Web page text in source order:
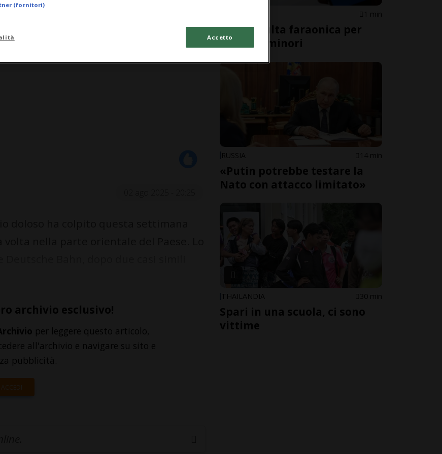
archivio esclusivo!
per leggere questo articolo,
all'archivio e navigare su sito e
pubblicità.
ACCEDI
1 min
Meta, multa faraonica per
danni ai minori
RUSSIA 14 min
«Putin potrebbe testare la
Nato con attacco limitato»
THAILANDIA 30 min
Spari in una scuola, ci sono
vittime
(fornitori)
Accetto